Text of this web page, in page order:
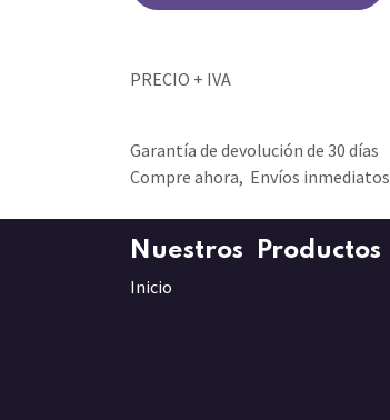
PRECIO + IVA
Garantía de devolución de 30 días
Compre ahora, Envíos inmediatos
Nuestros Productos
Inicio